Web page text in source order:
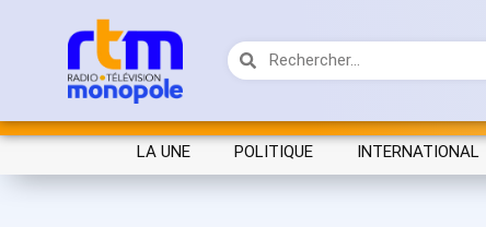
LA UNE POLITIQUE INTERNATIONAL